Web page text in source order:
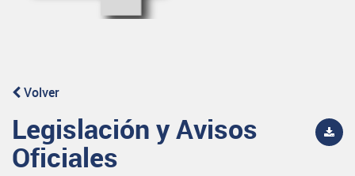
Volver
Legislación y Avisos
Oficiales